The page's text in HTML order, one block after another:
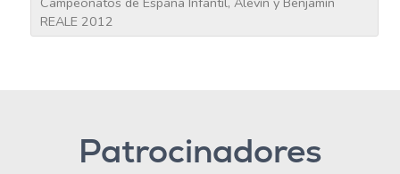
REALE 2012
Patrocinadores